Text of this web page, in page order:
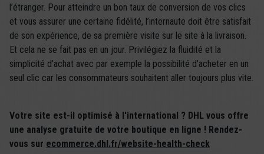
l’étranger. Pour atteindre un bon taux de conversion de vos clics
et vous assurer une certaine fidélité, l’internaute doit être satisfait
de son expérience, de sa première visite sur le site à la livraison.
Et cela ne se fait pas en un jour. Privilégiez la fluidité et la
simplicité d’achat avec par exemple la possibilité d’acheter en un
seul clic car les consommateurs souhaitent aller toujours plus vite.
Votre site est-il optimisé à l'international ? DHL vous offre
une analyse gratuite de votre boutique en ligne ! Rendez-
vous sur ecommerce.dhl.fr/website-health-check